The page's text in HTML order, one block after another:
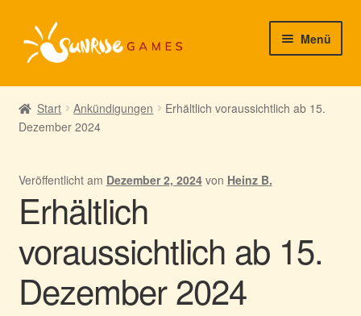
Zur
Navigation
Zum
Inhalt
Menü
► Startseite
► Neuigkeiten von uns
► Support/Hilfe
► Mein Konto
Start Ankündigungen
Erhältlich voraussichtlich ab 15.
Dezember 2024
Veröffentlicht am Dezember 2, 2024 von Heinz B.
Erhältlich
voraussichtlich ab 15.
Dezember 2024